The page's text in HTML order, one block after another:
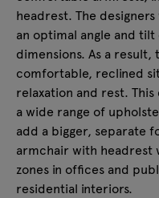
headrest. The
an optimal angle and
dimensions. As a
comfortable, reclined
relaxation and rest.
a wide range of
add a bigger, separate
armchair with headrest
zones in offices and
residential interiors.